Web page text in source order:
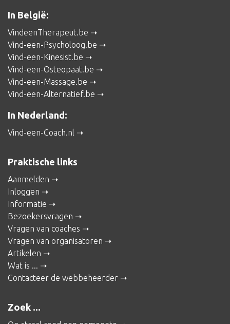
In België:
VindeenTherapeut.be
Vind-een-Psycholoog.be
Vind-een-Kinesist.be
Vind-een-Osteopaat.be
Vind-een-Massage.be
Vind-een-Alternatief.be
In Nederland:
Vind-een-Coach.nl
Praktische links
Aanmelden
Inloggen
Informatie
Bezoekersvragen
Vragen van coaches
Vragen van organisatoren
Artikelen
Wat is ...
Contacteer de webbeheerder
Zoek ...